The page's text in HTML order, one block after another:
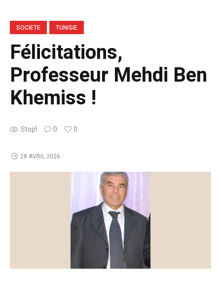
SOCIETE TUNISIE
Félicitations,
Professeur Mehdi Ben
Khemiss !
Stop! 0 0
28 AVRIL 2026